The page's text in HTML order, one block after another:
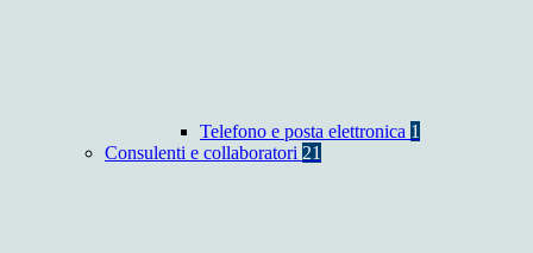
Telefono e posta elettronica 1
Consulenti e collaboratori 21